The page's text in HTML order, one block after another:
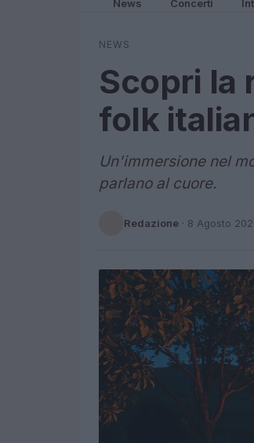
News Concerti
NEWS
Scopri la
folk
Un'immersione nel
parlano al cuore.
Redazione · 8 Agosto